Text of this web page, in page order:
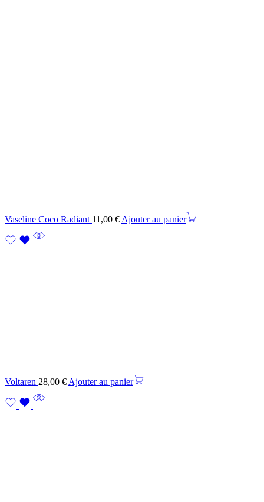
Vaseline Coco Radiant 11,00 € Ajouter au panier
Voltaren 28,00 € Ajouter au panier